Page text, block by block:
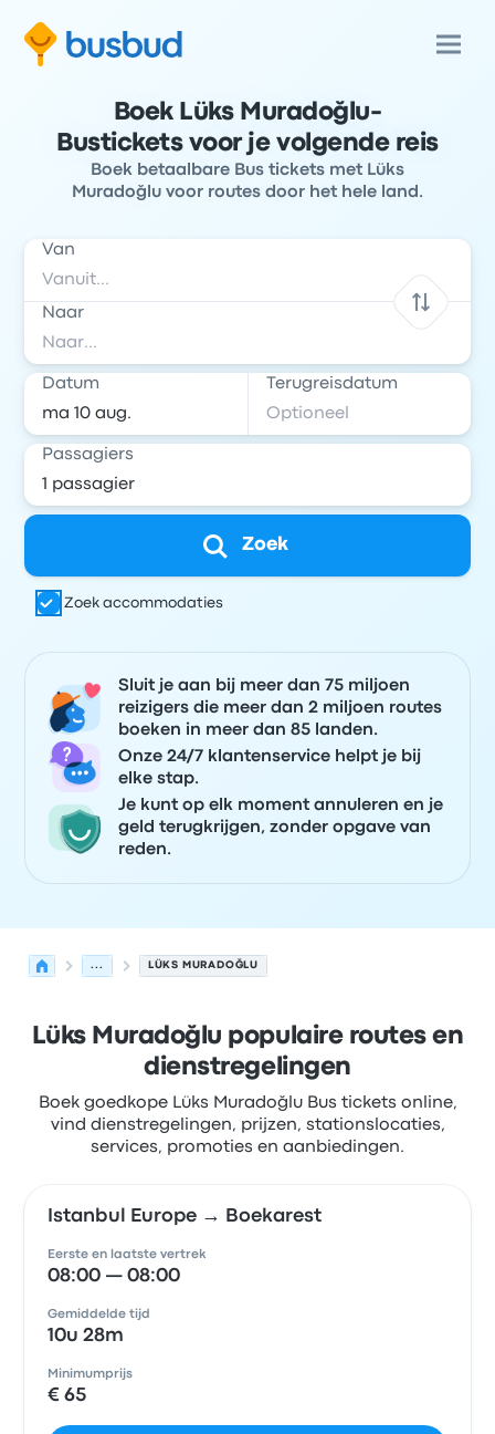
Boek Lüks Muradoğlu-
Bustickets voor je volgende reis
Boek betaalbare Bus tickets met Lüks
Muradoğlu voor routes door het hele land.
Van
Naar
Datum Terugreisdatum
Passagiers
Zoek
Zoek accommodaties
Sluit je aan bij meer dan 75 miljoen
reizigers die meer dan 2 miljoen routes
boeken in meer dan 85 landen.
Onze 24/7 klantenservice helpt je bij
elke stap.
Je kunt op elk moment annuleren en je
geld terugkrijgen, zonder opgave van
reden.
... LÜKS MURADOĞLU
Lüks Muradoğlu populaire routes en
dienstregelingen
Boek goedkope Lüks Muradoğlu Bus tickets online,
vind dienstregelingen, prijzen, stationslocaties,
services, promoties en aanbiedingen.
Istanbul Europe → Boekarest
Eerste en laatste vertrek
08:00 — 08:00
Gemiddelde tijd
10u 28m
Minimumprijs
€ 65